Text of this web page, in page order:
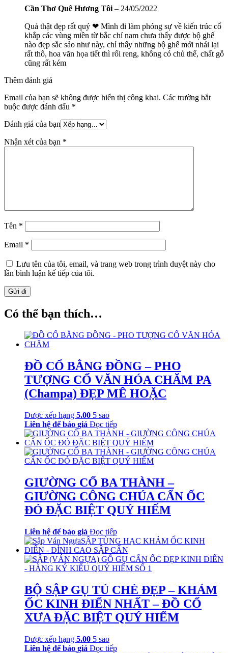
Cần Thơ Quê Hương Tôi – 24/05/2022
Quả thật đẹp rất quý ❤ Mình đi làm phóng sự về kiến trúc cổ
khắp các vùng miền từ bắc chí nam chưa thấy được bộ ghế
nào đẹp sắc sảo như này, chỉ thấy những bộ ghế mới nhái lại
rất thô, hoa văn họa tiết thì rối reng, không có chủ thể, chất gỗ
cũng rất kém
Thêm đánh giá
Email của bạn sẽ không được hiển thị công khai. Các trường bắt
buộc được đánh dấu *
Đánh giá của bạn
Nhận xét của bạn *
Tên *
Email *
Lưu tên của tôi, email, và trang web trong trình duyệt này cho
lần bình luận kế tiếp của tôi.
Có thể bạn thích…
ĐỒ CỔ BẰNG ĐỒNG – PHO
TƯỢNG CỔ VĂN HÓA CHĂM PA
(Champa) ĐẸP MÊ HOẶC
Được xếp hạng 5.00 5 sao
Liên hệ để báo giá Đọc tiếp
GIƯỜNG CỔ BA THÀNH –
GIƯỜNG CÔNG CHÚA CẨN ỐC
ĐỎ ĐẶC BIỆT QUÝ HIẾM
Liên hệ để báo giá Đọc tiếp
BỘ SẬP GỤ TỦ CHÈ ĐẸP – KHẢM
ỐC KINH ĐIỂN NHẤT – ĐỒ CỔ
XƯA ĐẶC BIỆT QUÝ HIẾM
Được xếp hạng 5.00 5 sao
Liên hệ để báo giá Đọc tiếp